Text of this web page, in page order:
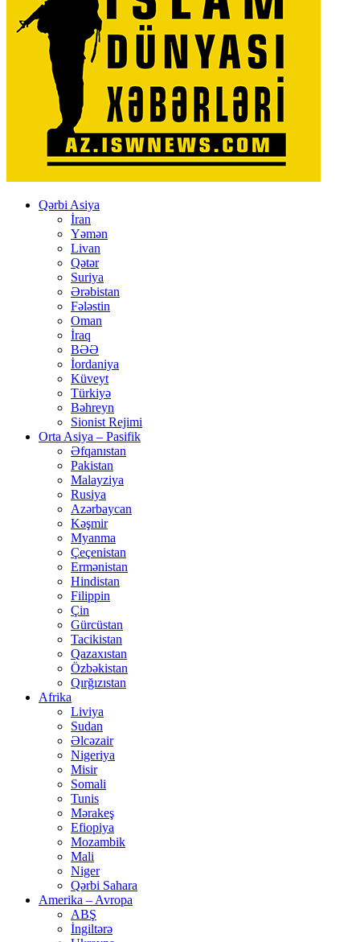
Qərbi Asiya
İran
Yəmən
Livan
Qətər
Suriya
Ərəbistan
Fələstin
Oman
İraq
BƏƏ
İordaniya
Küveyt
Türkiyə
Bəhreyn
Sionist Rejimi
Orta Asiya – Pasifik
Əfqanıstan
Pakistan
Malayziya
Rusiya
Azərbaycan
Kəşmir
Myanma
Çeçenistan
Ermənistan
Hindistan
Filippin
Çin
Gürcüstan
Tacikistan
Qazaxıstan
Özbəkistan
Qırğızıstan
Afrika
Liviya
Sudan
Əlcəzair
Nigeriya
Misir
Somali
Tunis
Mərakeş
Efiopiya
Mozambik
Mali
Niger
Qərbi Sahara
Amerika – Avropa
ABŞ
İngiltərə